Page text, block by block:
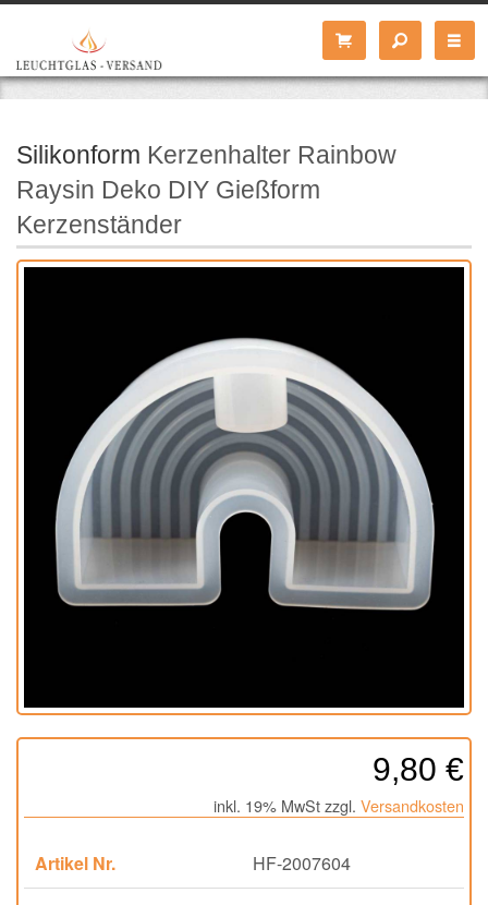
Silikonform Kerzenhalter Rainbow
Raysin Deko DIY Gießform
Kerzenständer
9,80 €
inkl. 19% MwSt zzgl. Versandkosten
Artikel Nr.
HF-2007604